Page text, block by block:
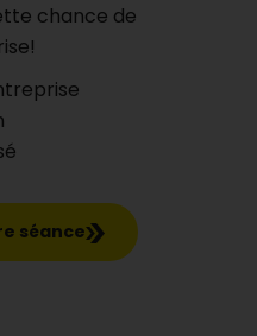
chance de
séance